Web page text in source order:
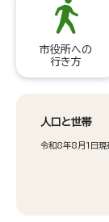
市役所への
行き方
人口と世帯
令和8年8月1日現